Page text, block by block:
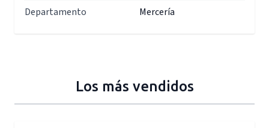
Departamento
Mercería
Los más vendidos